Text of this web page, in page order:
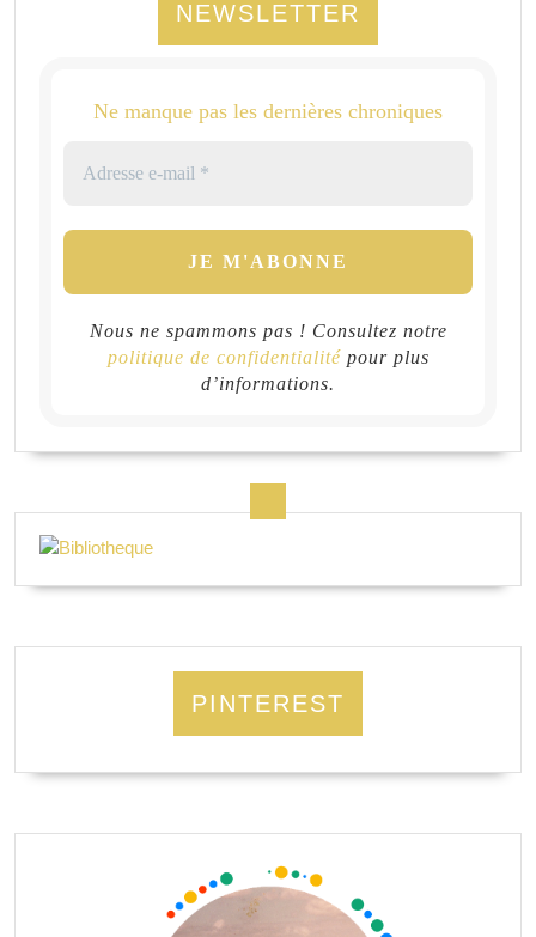
NEWSLETTER
Ne manque pas les dernières chroniques
Nous ne spammons pas ! Consultez notre
politique de confidentialitépour plus
d’informations.
PINTEREST